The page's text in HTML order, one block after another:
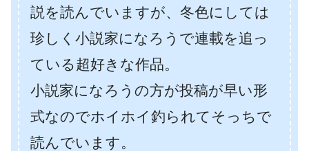
説を読んでいますが、冬色にしては
珍しく小説家になろうで連載を追っ
ている超好きな作品。
小説家になろうの方が投稿が早い形
式なのでホイホイ釣られてそっちで
読んでいます。